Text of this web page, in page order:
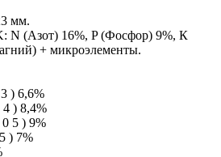
мм.
N (Азот) 16%, P (Фосфор) 9%, К
+ микроэлементы.
) 6,6%
) 8,4%
5 ) 9%
) 7%